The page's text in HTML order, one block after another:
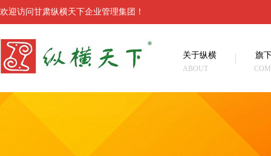
欢迎访问甘肃纵横天下企业管理集团！
关于纵横
ABOUT
旗